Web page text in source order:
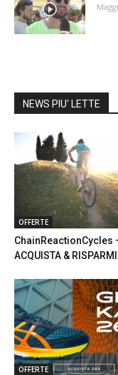
NEWS PIU' LETTE
OFFERTE
ChainReactionCycles
ACQUISTA &
OFFERTE